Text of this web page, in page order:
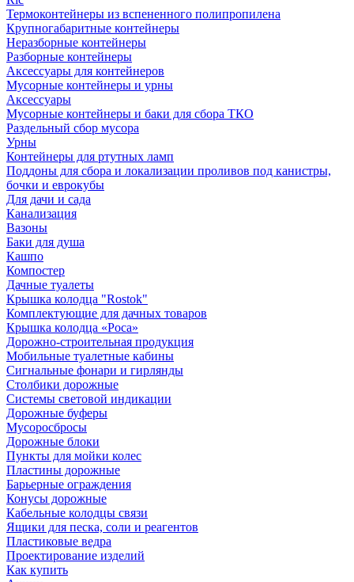
Термоконтейнеры из вспененного полипропилена
Крупногабаритные контейнеры
Неразборные контейнеры
Разборные контейнеры
Аксессуары для контейнеров
Мусорные контейнеры и урны
Аксессуары
Мусорные контейнеры и баки для сбора ТКО
Раздельный сбор мусора
Урны
Контейнеры для ртутных ламп
Поддоны для сбора и локализации проливов под канистры,
бочки и еврокубы
Для дачи и сада
Канализация
Вазоны
Баки для душа
Кашпо
Компостер
Дачные туалеты
Крышка колодца "Rostok"
Комплектующие для дачных товаров
Крышка колодца «Роса»
Дорожно-строительная продукция
Мобильные туалетные кабины
Сигнальные фонари и гирлянды
Столбики дорожные
Системы световой индикации
Дорожные буферы
Мусоросбросы
Дорожные блоки
Пункты для мойки колес
Пластины дорожные
Барьерные ограждения
Конусы дорожные
Кабельные колодцы связи
Ящики для песка, соли и реагентов
Пластиковые ведра
Проектирование изделий
Как купить